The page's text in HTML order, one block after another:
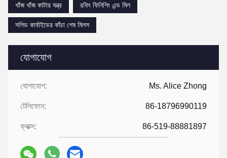
যোগাযোগ
যোগাযোগ: Ms. Alice Zhong
টেলিফোন: 86-18796990119
ফ্যাক্স: 86-519-88881897
খাঁজ খাঁজ কাটার যন্ত্র
রফিং ফিনিশিং এন্ড মিল
সলিড কার্বাইডের কাঁচা শেষ মিলস